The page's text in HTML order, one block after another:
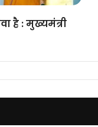
है : मुख्यमंत्री